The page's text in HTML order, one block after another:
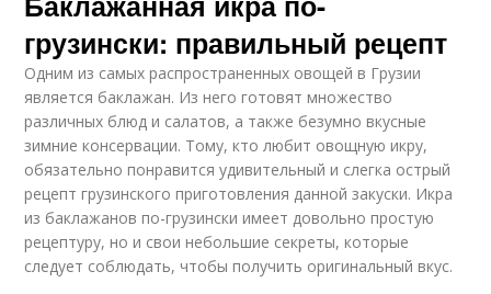
грузински: правильный рецепт
Одним из самых распространенных овощей в Грузии
является баклажан. Из него готовят множество
различных блюд и салатов, а также безумно вкусные
зимние консервации. Тому, кто любит овощную икру,
обязательно понравится удивительный и слегка острый
рецепт грузинского приготовления данной закуски. Икра
из баклажанов по-грузински имеет довольно простую
рецептуру, но и свои небольшие секреты, которые
следует соблюдать, чтобы получить оригинальный вкус.